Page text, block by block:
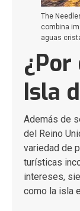
The
combina
aguas
Isla
Además de
del Reino
variedad de
turísticas
intereses,
como la isla